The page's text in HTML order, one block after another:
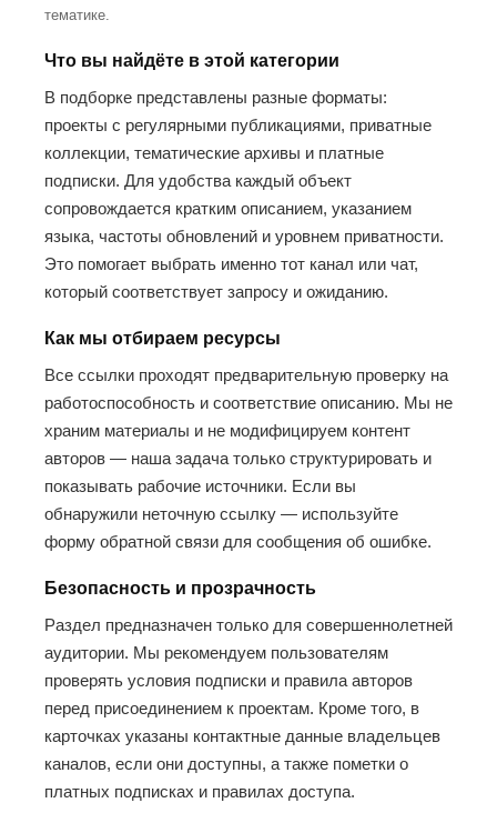
тематике.
Что вы найдёте в этой категории
В подборке представлены разные форматы:
проекты с регулярными публикациями, приватные
коллекции, тематические архивы и платные
подписки. Для удобства каждый объект
сопровождается кратким описанием, указанием
языка, частоты обновлений и уровнем приватности.
Это помогает выбрать именно тот канал или чат,
который соответствует запросу и ожиданию.
Как мы отбираем ресурсы
Все ссылки проходят предварительную проверку на
работоспособность и соответствие описанию. Мы не
храним материалы и не модифицируем контент
авторов — наша задача только структурировать и
показывать рабочие источники. Если вы
обнаружили неточную ссылку — используйте
форму обратной связи для сообщения об ошибке.
Безопасность и прозрачность
Раздел предназначен только для совершеннолетней
аудитории. Мы рекомендуем пользователям
проверять условия подписки и правила авторов
перед присоединением к проектам. Кроме того, в
карточках указаны контактные данные владельцев
каналов, если они доступны, а также пометки о
платных подписках и правилах доступа.